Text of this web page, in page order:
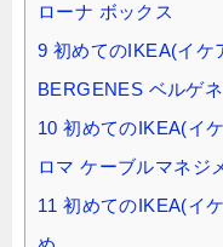
ローナ ボックス
9 初めてのIKEA(イケ
BERGENES ベルゲ
10 初めてのIKEA(イ
ロマ ケーブルマネジ
11 初めてのIKEA(イ